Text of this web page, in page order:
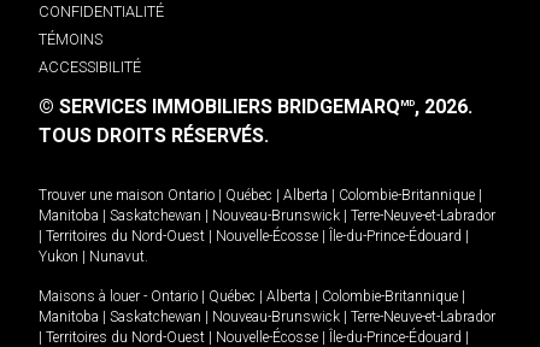
CONFIDENTIALITÉ
TÉMOINS
ACCESSIBILITÉ
© SERVICES IMMOBILIERS BRIDGEMARQMD, 2026.
TOUS DROITS RÉSERVÉS.
Trouver une maison Ontario | Québec | Alberta | Colombie-Britannique |
Manitoba | Saskatchewan | Nouveau-Brunswick | Terre-Neuve-et-Labrador
| Territoires du Nord-Ouest | Nouvelle-Écosse | Île-du-Prince-Édouard |
Yukon | Nunavut
Maisons à louer - Ontario | Québec | Alberta | Colombie-Britannique |
Manitoba | Saskatchewan | Nouveau-Brunswick | Terre-Neuve-et-Labrador
| Territoires du Nord-Ouest | Nouvelle-Écosse | Île-du-Prince-Édouard |